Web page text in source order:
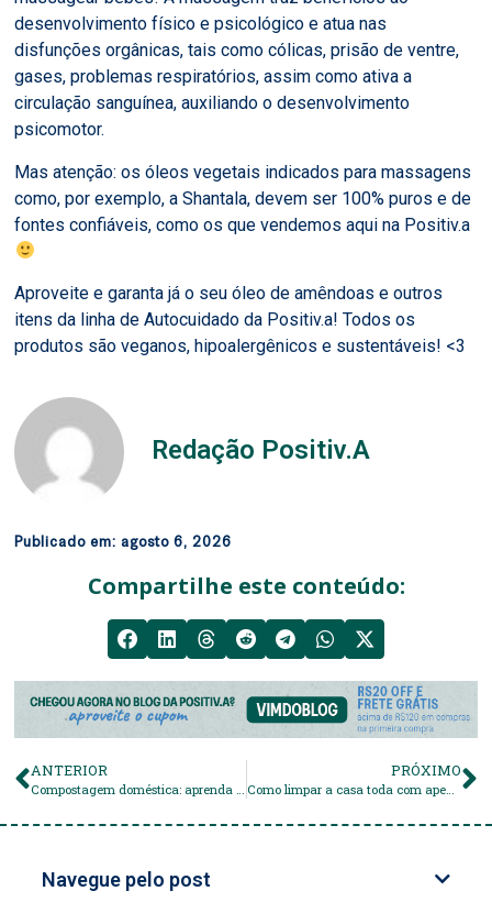
desenvolvimento físico e psicológico e atua nas
disfunções orgânicas, tais como cólicas, prisão de ventre,
gases, problemas respiratórios, assim como ativa a
circulação sanguínea, auxiliando o desenvolvimento
psicomotor.
Mas atenção: os óleos vegetais indicados para massagens
como, por exemplo, a Shantala, devem ser 100% puros e de
fontes confiáveis, como os que vendemos aqui na Positiv.a
Aproveite e garanta já o seu óleo de amêndoas e outros
itens da linha de Autocuidado da Positiv.a! Todos os
produtos são veganos, hipoalergênicos e sustentáveis! <3
Redação Positiv.A
Publicado em:agosto 6, 2026
Compartilhe este conteúdo:
ANTERIOR
Compostagem doméstica: aprenda a fazer a sua agora!
PRÓXIMO
Como limpar a casa toda com apenas um produto?
Navegue pelo post